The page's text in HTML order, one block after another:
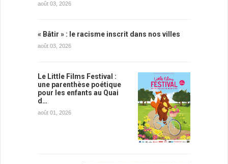
août 03, 2026
« Bâtir » : le racisme inscrit dans nos villes
août 03, 2026
Le Little Films Festival :
une parenthèse poétique
pour les enfants au Quai
d…
août 01, 2026